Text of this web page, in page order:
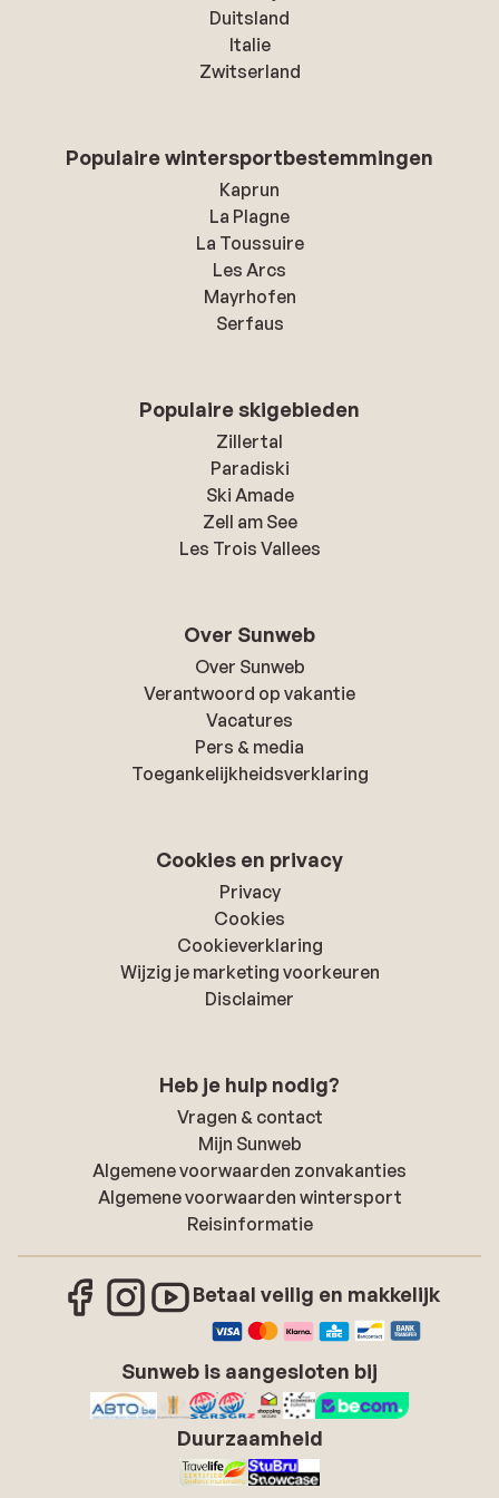
Duitsland
Italie
Zwitserland
Populaire wintersportbestemmingen
Kaprun
La Plagne
La Toussuire
Les Arcs
Mayrhofen
Serfaus
Populaire skigebieden
Zillertal
Paradiski
Ski Amade
Zell am See
Les Trois Vallees
Over Sunweb
Over Sunweb
Verantwoord op vakantie
Vacatures
Pers & media
Toegankelijkheidsverklaring
Cookies en privacy
Privacy
Cookies
Cookieverklaring
Wijzig je marketing voorkeuren
Disclaimer
Heb je hulp nodig?
Vragen & contact
Mijn Sunweb
Algemene voorwaarden zonvakanties
Algemene voorwaarden wintersport
Reisinformatie
Betaal veilig en makkelijk
Sunweb is aangesloten bij
Duurzaamheid